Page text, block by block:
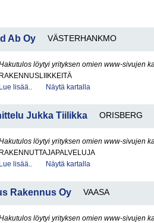
Ab Oy VÄSTERHANKMO
löytyi yrityksen omien www-sivujen
RAKENNUSLIIKKEITÄ
Lue lisää..
Näytä kartalla
Jukka Tiilikka ORISBERG
löytyi yrityksen omien www-sivujen
RAKENNUTTAJAPALVELUJA
Lue lisää..
Näytä kartalla
Rakennus Oy VAASA
löytyi yrityksen omien www-sivujen